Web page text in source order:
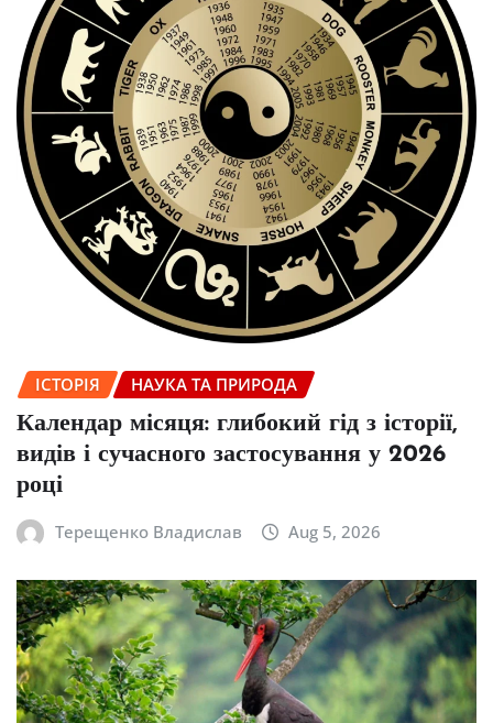
ІСТОРІЯ НАУКА ТА ПРИРОДА
Календар місяця: глибокий гід з історії,
видів і сучасного застосування у 2026
році
Терещенко Владислав Aug 5, 2026